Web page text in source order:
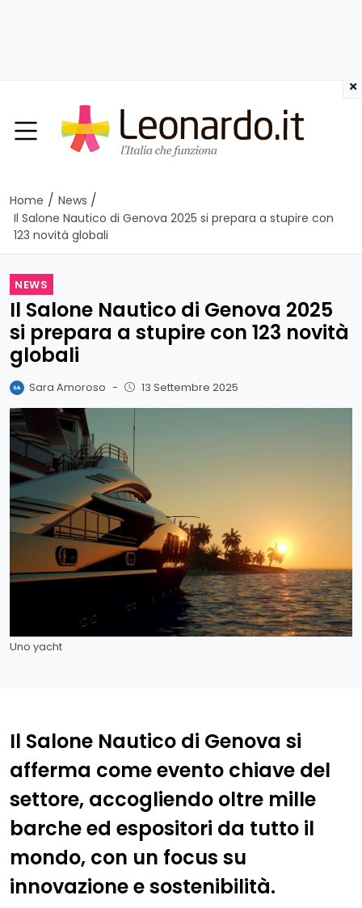
Home / News /
Il Salone Nautico di Genova 2025 si prepara a stupire con
123 novità globali
NEWS
Il Salone Nautico di Genova 2025
si prepara a stupire con 123 novità
globali
Sara Amoroso - 13 Settembre 2025
Uno yacht
Il Salone Nautico di Genova si
afferma come evento chiave del
settore, accogliendo oltre mille
barche ed espositori da tutto il
mondo, con un focus su
innovazione e sostenibilità.
×